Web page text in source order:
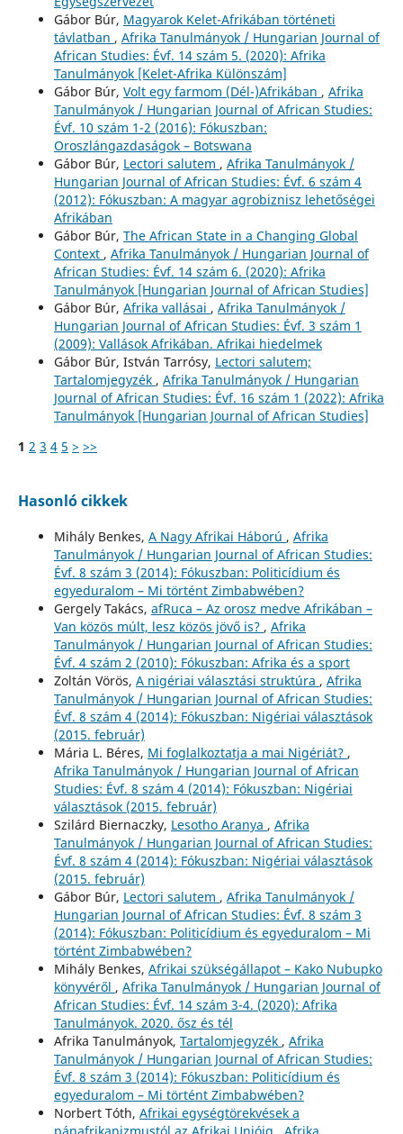
Gábor Búr, Magyarok Kelet-Afrikában történeti
távlatban , Afrika Tanulmányok / Hungarian Journal of
African Studies: Évf. 14 szám 5. (2020): Afrika
Tanulmányok [Kelet-Afrika Különszám]
Gábor Búr, Volt egy farmom (Dél-)Afrikában , Afrika
Tanulmányok / Hungarian Journal of African Studies:
Évf. 10 szám 1-2 (2016): Fókuszban:
Oroszlángazdaságok – Botswana
Gábor Búr, Lectori salutem , Afrika Tanulmányok /
Hungarian Journal of African Studies: Évf. 6 szám 4
(2012): Fókuszban: A magyar agrobiznisz lehetőségei
Afrikában
Gábor Búr, The African State in a Changing Global
Context , Afrika Tanulmányok / Hungarian Journal of
African Studies: Évf. 14 szám 6. (2020): Afrika
Tanulmányok [Hungarian Journal of African Studies]
Gábor Búr, Afrika vallásai , Afrika Tanulmányok /
Hungarian Journal of African Studies: Évf. 3 szám 1
(2009): Vallások Afrikában. Afrikai hiedelmek
Gábor Búr, István Tarrósy, Lectori salutem;
Tartalomjegyzék , Afrika Tanulmányok / Hungarian
Journal of African Studies: Évf. 16 szám 1 (2022): Afrika
Tanulmányok [Hungarian Journal of African Studies]
1 2 3 4 5 > >>
Hasonló cikkek
Mihály Benkes, A Nagy Afrikai Háború , Afrika
Tanulmányok / Hungarian Journal of African Studies:
Évf. 8 szám 3 (2014): Fókuszban: Politicídium és
egyeduralom – Mi történt Zimbabwében?
Gergely Takács, afRuca – Az orosz medve Afrikában –
Van közös múlt, lesz közös jövő is? , Afrika
Tanulmányok / Hungarian Journal of African Studies:
Évf. 4 szám 2 (2010): Fókuszban: Afrika és a sport
Zoltán Vörös, A nigériai választási struktúra , Afrika
Tanulmányok / Hungarian Journal of African Studies:
Évf. 8 szám 4 (2014): Fókuszban: Nigériai választások
(2015. február)
Mária L. Béres, Mi foglalkoztatja a mai Nigériát? ,
Afrika Tanulmányok / Hungarian Journal of African
Studies: Évf. 8 szám 4 (2014): Fókuszban: Nigériai
választások (2015. február)
Szilárd Biernaczky, Lesotho Aranya , Afrika
Tanulmányok / Hungarian Journal of African Studies:
Évf. 8 szám 4 (2014): Fókuszban: Nigériai választások
(2015. február)
Gábor Búr, Lectori salutem , Afrika Tanulmányok /
Hungarian Journal of African Studies: Évf. 8 szám 3
(2014): Fókuszban: Politicídium és egyeduralom – Mi
történt Zimbabwében?
Mihály Benkes, Afrikai szükségállapot – Kako Nubupko
könyvéről , Afrika Tanulmányok / Hungarian Journal of
African Studies: Évf. 14 szám 3-4. (2020): Afrika
Tanulmányok. 2020. ősz és tél
Afrika Tanulmányok, Tartalomjegyzék , Afrika
Tanulmányok / Hungarian Journal of African Studies:
Évf. 8 szám 3 (2014): Fókuszban: Politicídium és
egyeduralom – Mi történt Zimbabwében?
Norbert Tóth, Afrikai egységtörekvések a
pánafrikanizmustól az Afrikai Unióig
Afrika